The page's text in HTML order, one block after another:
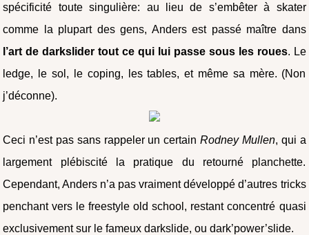
spécificité toute singulière: au lieu de s’embêter à skater
comme la plupart des gens, Anders est passé maître dans
l’art de darkslider tout ce qui lui passe sous les roues. Le
ledge, le sol, le coping, les tables, et même sa mère. (Non
j’déconne).
Ceci n’est pas sans rappeler un certainRodney Mullen, qui a
largement plébiscité la pratique du retourné planchette.
Cependant, Anders n’a pas vraiment développé d’autres tricks
penchant vers le freestyle old school, restant concentré quasi
exclusivement sur le fameux darkslide, ou dark’power’slide.